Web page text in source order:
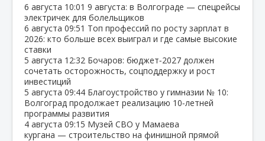
6 августа 10:01 9 августа: в Волгограде — спецрейсы
электричек для болельщиков
6 августа 09:51 Топ профессий по росту зарплат в
2026: кто больше всех выиграл и где самые высокие
ставки
5 августа 12:32 Бочаров: бюджет‑2027 должен
сочетать осторожность, соцподдержку и рост
инвестиций
5 августа 09:44 Благоустройство у гимназии № 10:
Волгоград продолжает реализацию 10‑летней
программы развития
4 августа 09:15 Музей СВО у Мамаева
кургана — строительство на финишной прямой